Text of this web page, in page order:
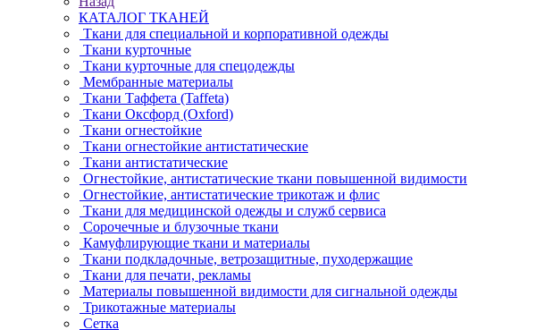
КАТАЛОГ ТКАНЕЙ
Ткани для специальной и корпоративной одежды
Ткани курточные
Ткани курточные для спецодежды
Мембранные материалы
Ткани Таффета (Taffeta)
Ткани Оксфорд (Oxford)
Ткани огнестойкие
Ткани огнестойкие антистатические
Ткани антистатические
Огнестойкие, антистатические ткани повышенной видимости
Огнестойкие, антистатические трикотаж и флис
Ткани для медицинской одежды и служб сервиса
Сорочечные и блузочные ткани
Камуфлирующие ткани и материалы
Ткани подкладочные, ветрозащитные, пуходержащие
Ткани для печати, рекламы
Материалы повышенной видимости для сигнальной одежды
Трикотажные материалы
Сетка